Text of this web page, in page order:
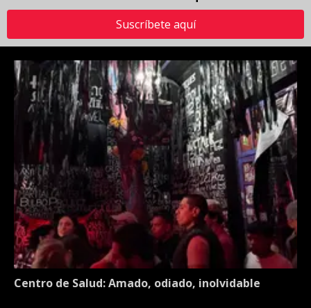
Suscríbete aquí
Centro de Salud: Amado, odiado, inolvidable